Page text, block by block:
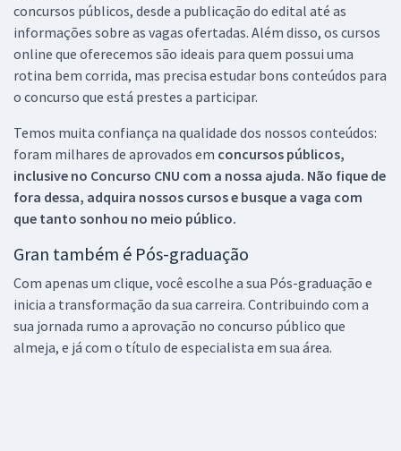
concursos públicos, desde a publicação do edital até as
informações sobre as vagas ofertadas. Além disso, os cursos
online que oferecemos são ideais para quem possui uma
rotina bem corrida, mas precisa estudar bons conteúdos para
o concurso que está prestes a participar.
Temos muita confiança na qualidade dos nossos conteúdos:
foram milhares de aprovados em concursos públicos,
inclusive no Concurso CNU com a nossa ajuda. Não fique de
fora dessa, adquira nossos cursos e busque a vaga com
que tanto sonhou no meio público.
Gran também é Pós-graduação
Com apenas um clique, você escolhe a sua Pós-graduação e
inicia a transformação da sua carreira. Contribuindo com a
sua jornada rumo a aprovação no concurso público que
almeja, e já com o título de especialista em sua área.